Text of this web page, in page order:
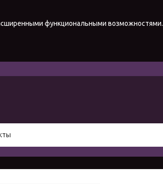
функциональными возможностями.